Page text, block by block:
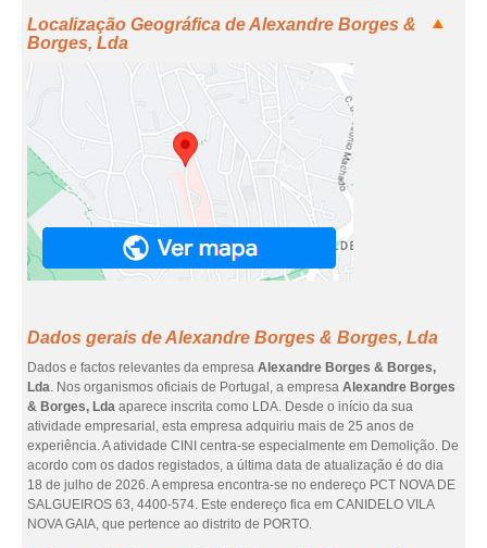
Localização Geográfica de Alexandre Borges &
Borges, Lda
Dados gerais de Alexandre Borges & Borges, Lda
Dados e factos relevantes da empresa Alexandre Borges & Borges,
Lda. Nos organismos oficiais de Portugal, a empresa Alexandre Borges
& Borges, Lda aparece inscrita como LDA. Desde o início da sua
atividade empresarial, esta empresa adquiriu mais de 25 anos de
experiência. A atividade CINI centra-se especialmente em Demolição. De
acordo com os dados registados, a última data de atualização é do dia
18 de julho de 2026. A empresa encontra-se no endereço PCT NOVA DE
SALGUEIROS 63, 4400-574. Este endereço fica em CANIDELO VILA
NOVA GAIA, que pertence ao distrito de PORTO.